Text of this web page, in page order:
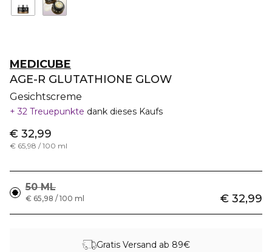
MEDICUBE
AGE-R GLUTATHIONE GLOW
Gesichtscreme
32 Treuepunkte dank dieses Kaufs
€ 32,99
€ 65,98 / 100 ml
50 ML
€ 32,99
€ 65,98 / 100 ml
Gratis Versand ab 89€